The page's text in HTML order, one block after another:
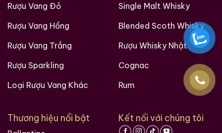
Rượu Vang Đỏ
Rượu Vang Hồng
Rượu Vang Trắng
Rượu Sparkling
Loại Rượu Vang Khác
Single Malt Whisky
Blended Scoth Whisky
Rượu Whisky Nhật
Cognac
Rum
Thương hiệu nổi bật Kết nối với chúng tôi